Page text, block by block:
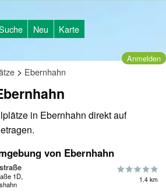
Neu Karte
Anmelden
> Ebernhahn
in Ebernhahn direkt auf
von Ebernhahn
1D,
1.4 km